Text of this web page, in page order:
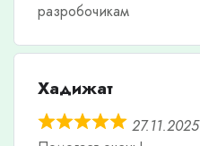
разробочикам
Хадижат
27.11.2025